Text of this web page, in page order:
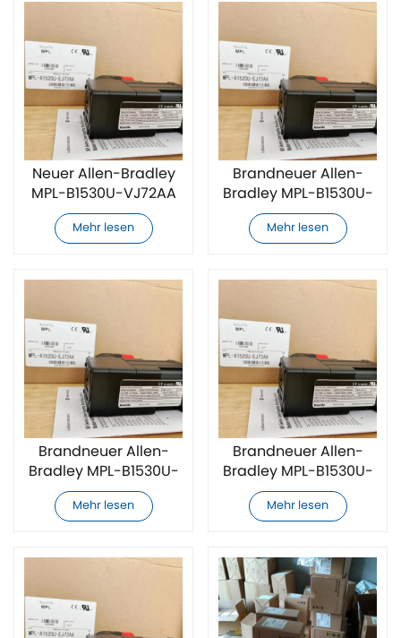
Neuer Allen-Bradley
MPL-B1530U-VJ72AA
Servomotor
Mehr lesen
Brandneuer Allen-
Bradley MPL-B1530U-
HJ74AA Servomotor
Mehr lesen
Brandneuer Allen-
Bradley MPL-B1530U-
HJ72AA Servomotor
Mehr lesen
Brandneuer Allen-
Bradley MPL-B1530U-
EJ74AA Servomotor
Mehr lesen